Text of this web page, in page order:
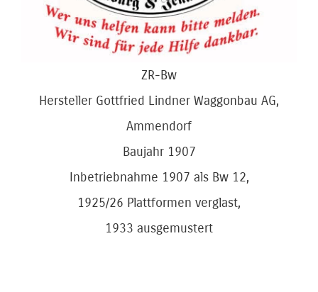
ZR-Bw
Hersteller Gottfried Lindner Waggonbau AG,
Ammendorf
Baujahr 1907
Inbetriebnahme 1907 als Bw 12,
1925/26 Plattformen verglast,
1933 ausgemustert